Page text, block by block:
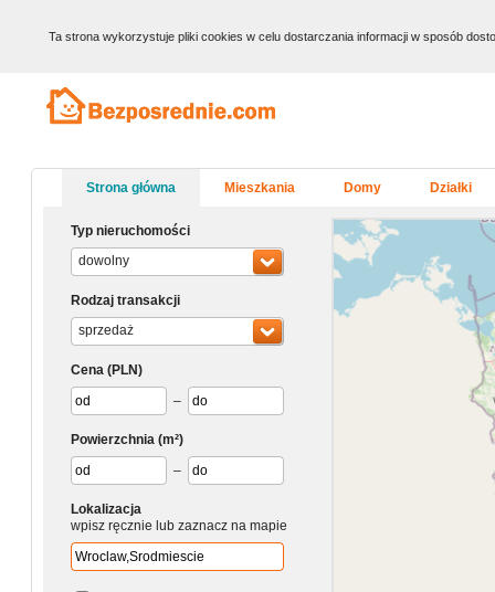
Ta strona wykorzystuje pliki cookies w celu dostarczania informacji w sposób
Strona główna Mieszkania Domy Działki
Typ nieruchomości
dowolny
Rodzaj transakcji
sprzedaż
Cena (PLN)
–
Powierzchnia (m²)
–
Lokalizacja
wpisz ręcznie lub zaznacz na mapie